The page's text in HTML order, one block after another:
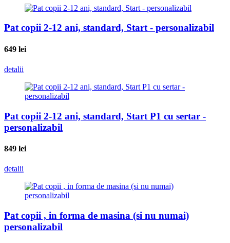
Pat copii 2-12 ani, standard, Start - personalizabil
649 lei
detalii
Pat copii 2-12 ani, standard, Start P1 cu sertar -
personalizabil
849 lei
detalii
Pat copii , in forma de masina (si nu numai)
personalizabil